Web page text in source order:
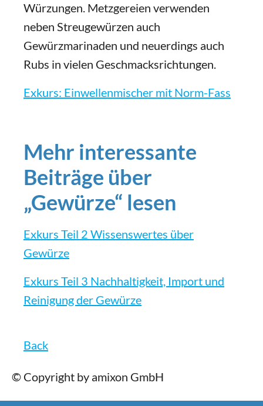
Würzungen. Metzgereien verwenden
neben Streugewürzen auch
Gewürzmarinaden und neuerdings auch
Rubs in vielen Geschmacksrichtungen.
Exkurs: Einwellenmischer mit Norm-Fass
Mehr interessante
Beiträge über
„Gewürze“ lesen
Exkurs Teil 2 Wissenswertes über
Gewürze
Exkurs Teil 3 Nachhaltigkeit, Import und
Reinigung der Gewürze
Back
© Copyright by amixon GmbH